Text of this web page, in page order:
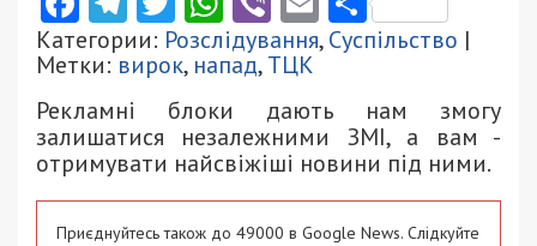
Категории: Розслідування,Суспільство |
Метки: вирок, напад,ТЦК
Рекламні блоки дають нам змогу
залишатися незалежними ЗМІ, а вам -
отримувати найсвіжіші новини під ними.
Приєднуйтесь також до 49000 в Google News. Слідкуйте